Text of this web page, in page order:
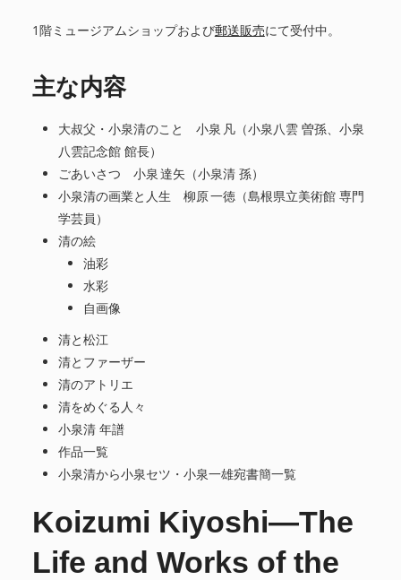
1階ミュージアムショップおよび郵送販売にて受付中。
主な内容
大叔父・小泉清のこと 小泉 凡（小泉八雲 曽孫、小泉
八雲記念館 館長）
ごあいさつ 小泉 達矢（小泉清 孫）
小泉清の画業と人生 柳原 一徳（島根県立美術館 専門
学芸員）
清の絵
油彩
水彩
自画像
清と松江
清とファーザー
清のアトリエ
清をめぐる人々
小泉清 年譜
作品一覧
小泉清から小泉セツ・小泉一雄宛書簡一覧
Koizumi Kiyoshi—The
Life and Works of the